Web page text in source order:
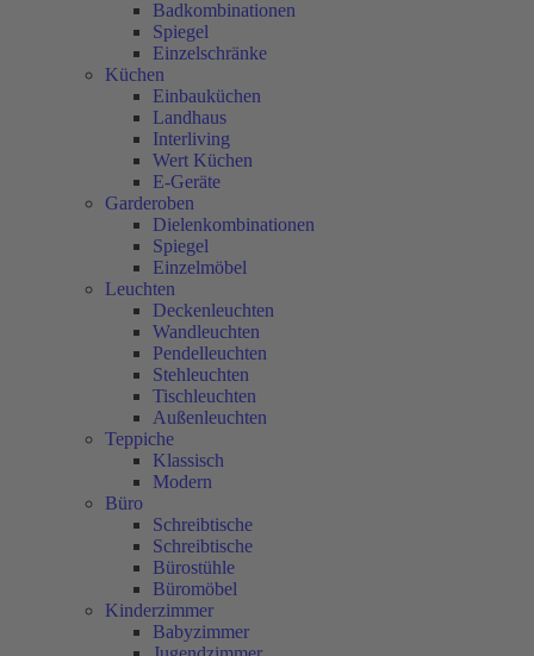
Badkombinationen
Spiegel
Einzelschränke
Küchen
Einbauküchen
Landhaus
Interliving
Wert Küchen
E-Geräte
Garderoben
Dielenkombinationen
Spiegel
Einzelmöbel
Leuchten
Deckenleuchten
Wandleuchten
Pendelleuchten
Stehleuchten
Tischleuchten
Außenleuchten
Teppiche
Klassisch
Modern
Büro
Schreibtische
Schreibtische
Bürostühle
Büromöbel
Kinderzimmer
Babyzimmer